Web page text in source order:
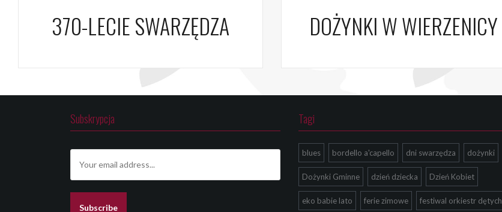
370-LECIE SWARZĘDZA DOŻYNKI W WIERZENICY
Subskrypcja
a
i
Subscribe
Tagi
blues bordello a'capello dni swarzędza dożynki
Dożynki Gminne dzień dziecka Dzień Kobiet
eko babie lato ferie zimowe festiwal orkiestr dętych